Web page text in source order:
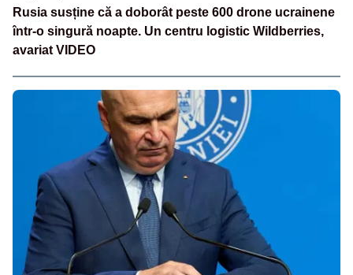
Rusia susține că a doborât peste 600 drone ucrainene
într-o singură noapte. Un centru logistic Wildberries,
avariat VIDEO